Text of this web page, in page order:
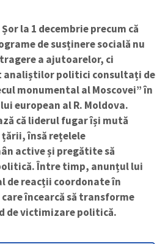
la 1 decembrie precum că
de susținere socială nu
a ajutoarelor, ci
analiștilor politici consultați de
monumental al Moscovei” în
european al R. Moldova.
că liderul fugar își mută
însă rețelele
active și pregătite să
Între timp, anunțul lui
de reacții coordonate în
încearcă să transforme
de victimizare politică.